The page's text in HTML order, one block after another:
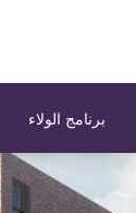
برنامج الولاء